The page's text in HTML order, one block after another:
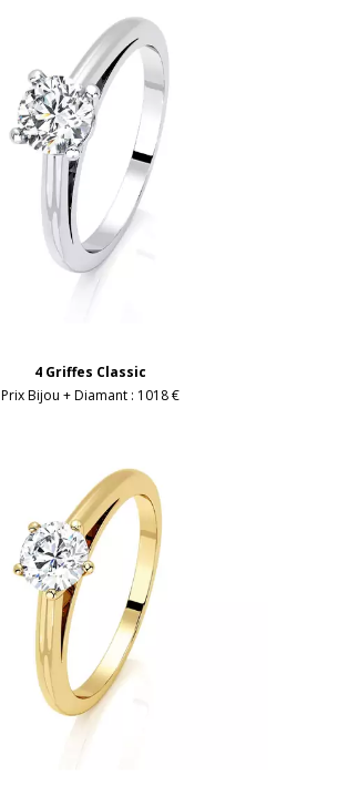
4 Griffes Classic
Prix Bijou + Diamant : 1018 €